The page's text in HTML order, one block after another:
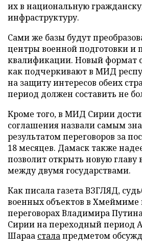
их в национальную
инфраструктуру.
Сами же базы будут
центры военной подготовки и
квалификации. Новый формат
как подчеркивают в МИД
на защиту интересов обеих
период должен составить не
Кроме того, в МИД Сирии
соглашения назвали самым
результатом переговоров за
18 месяцев. Дамаск также
позволит открыть новую
между двумя государствами.
Как писала газета ВЗГЛЯД,
военных объектов в Хмеймиме
переговорах Владимира
Сирии на переходный период
Шараа сталапредметом